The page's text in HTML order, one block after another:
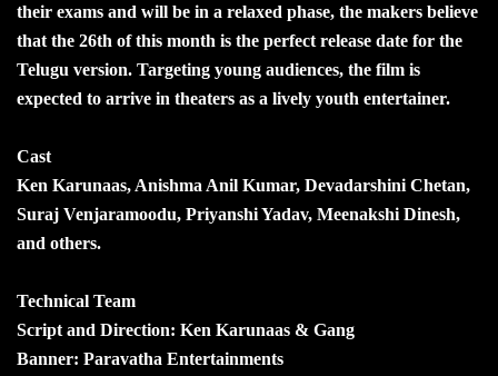
their exams and will be in a relaxed phase, the makers believe
that the 26th of this month is the perfect release date for the
Telugu version. Targeting young audiences, the film is
expected to arrive in theaters as a lively youth entertainer.
Cast
Ken Karunaas, Anishma Anil Kumar, Devadarshini Chetan,
Suraj Venjaramoodu, Priyanshi Yadav, Meenakshi Dinesh,
and others.
Technical Team
Script and Direction: Ken Karunaas & Gang
Banner: Paravatha Entertainments